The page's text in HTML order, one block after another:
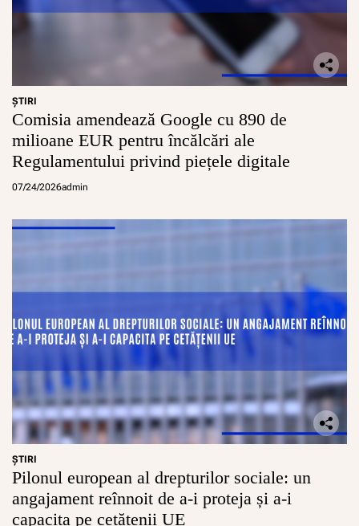
ŞTIRI
Comisia amendează Google cu 890 de
milioane EUR pentru încălcări ale
Regulamentului privind piețele digitale
07/24/2026admin
ŞTIRI
Pilonul european al drepturilor sociale: un
angajament reînnoit de a-i proteja și a-i
capacita pe cetățenii UE